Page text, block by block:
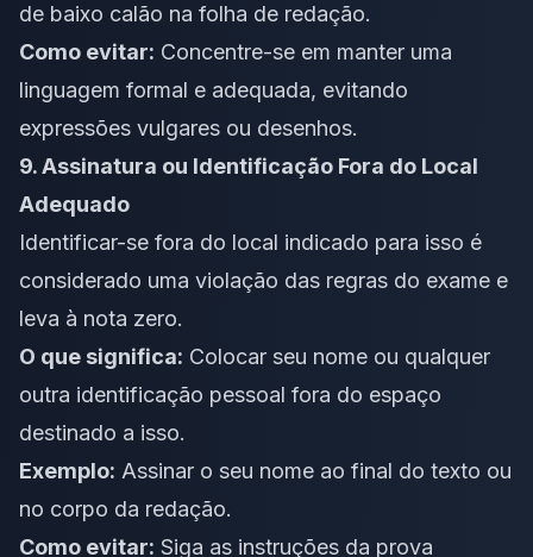
de baixo calão na folha de redação.
Como evitar: Concentre-se em manter uma
linguagem formal e adequada, evitando
expressões vulgares ou desenhos.
9. Assinatura ou Identificação Fora do Local
Adequado
Identificar-se fora do local indicado para isso é
considerado uma violação das regras do exame e
leva à nota zero.
O que significa: Colocar seu nome ou qualquer
outra identificação pessoal fora do espaço
destinado a isso.
Exemplo: Assinar o seu nome ao final do texto ou
no corpo da redação.
Como evitar: Siga as instruções da prova